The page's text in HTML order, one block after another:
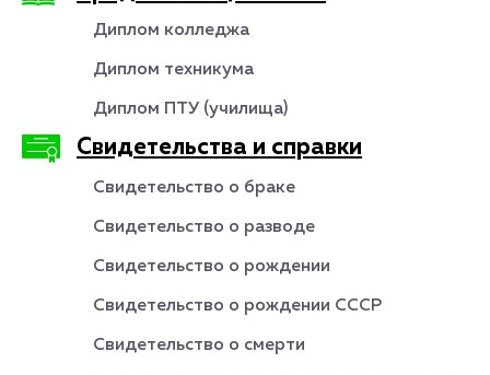
Диплом колледжа
Диплом техникума
Диплом ПТУ (училища)
Свидетельства и справки
Свидетельство о браке
Свидетельство о разводе
Свидетельство о рождении
Свидетельство о рождении СССР
Свидетельство о смерти